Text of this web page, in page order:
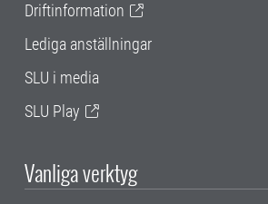
Driftinformation
Lediga anställningar
SLU i media
SLU Play
Vanliga verktyg